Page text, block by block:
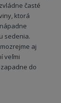
časté
ktorá
sedenia.
aj
veľmi
do